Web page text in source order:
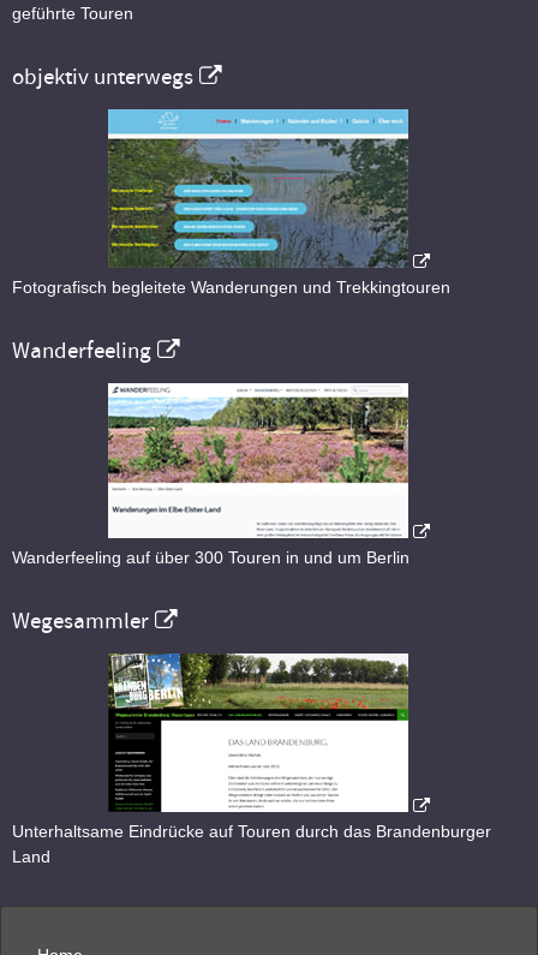
geführte Touren
objektiv unterwegs
Fotografisch begleitete Wanderungen und Trekkingtouren
Wanderfeeling
Wanderfeeling auf über 300 Touren in und um Berlin
Wegesammler
Unterhaltsame Eindrücke auf Touren durch das Brandenburger
Land